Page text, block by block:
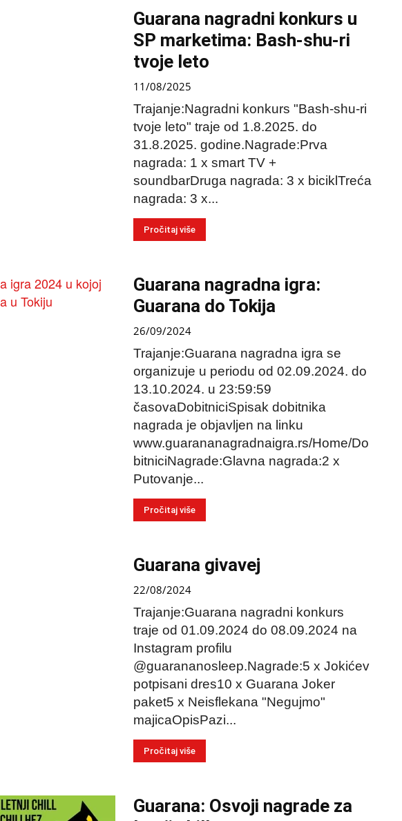
Guarana nagradni konkurs u
SP marketima: Bash-shu-ri
tvoje leto
11/08/2025
Trajanje:Nagradni konkurs "Bash-shu-ri
tvoje leto" traje od 1.8.2025. do
31.8.2025. godine.Nagrade:Prva
nagrada: 1 x smart TV +
soundbarDruga nagrada: 3 x biciklTreća
nagrada: 3 x...
Pročitaj više
Guarana nagradna igra:
Guarana do Tokija
26/09/2024
Trajanje:Guarana nagradna igra se
organizuje u periodu od 02.09.2024. do
13.10.2024. u 23:59:59
časovaDobitniciSpisak dobitnika
nagrada je objavljen na linku
www.guarananagradnaigra.rs/Home/Do
bitniciNagrade:Glavna nagrada:2 x
Putovanje...
Pročitaj više
Guarana givavej
22/08/2024
Trajanje:Guarana nagradni konkurs
traje od 01.09.2024 do 08.09.2024 na
Instagram profilu
@guarananosleep.Nagrade:5 x Jokićev
potpisani dres10 x Guarana Joker
paket5 x Neisflekana "Negujmo"
majicaOpisPazi...
Pročitaj više
Guarana: Osvoji nagrade za